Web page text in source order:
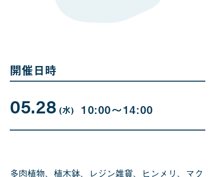
開催日時
05.28月
日
(水日
) 10:00〜14:00
多肉植物、植木鉢、レジン雑貨、ヒンメリ、マク